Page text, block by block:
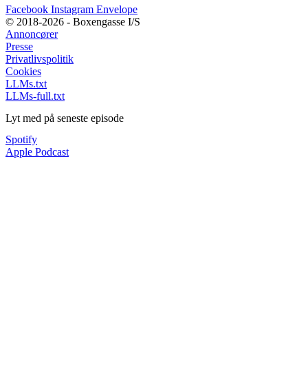
Facebook Instagram Envelope
© 2018-2026 - Boxengasse I/S
Annoncører
Presse
Privatlivspolitik
Cookies
LLMs.txt
LLMs-full.txt
Lyt med på seneste episode
Spotify
Apple Podcast